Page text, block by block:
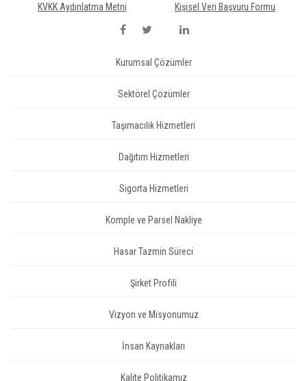
KVKK Aydınlatma Metni
Kişisel Veri Başvuru Formu
Kurumsal Çözümler
Sektörel Çözümler
Taşımacılık Hizmetleri
Dağıtım Hizmetleri
Sigorta Hizmetleri
Komple ve Parsel Nakliye
Hasar Tazmin Süreci
Şirket Profili
Vizyon ve Misyonumuz
İnsan Kaynakları
Kalite Politikamız